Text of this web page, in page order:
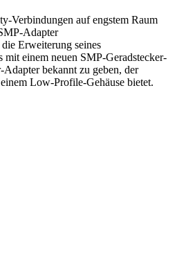
Verbindungen auf engstem Raum
Adapter
Erweiterung seines
einem neuen SMP-Geradstecker-
bekannt zu geben, der
Low-Profile-Gehäuse bietet.